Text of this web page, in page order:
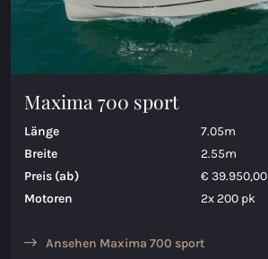
Maxima 700 sport
Länge
7.05m
Breite
2.55m
Preis (ab)
€ 39.950,00
Motoren
2x 200 pk
Ansehen Maxima 700 sport